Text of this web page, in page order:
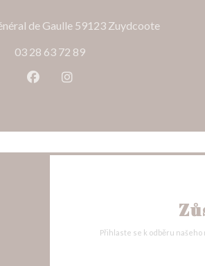
de Gaulle 59123 Zuydcoote((otevře
03 28 63 72 89
Facebook ((otevře se v novém
Instagram ((otevře se v
Přihlaste se k odběru